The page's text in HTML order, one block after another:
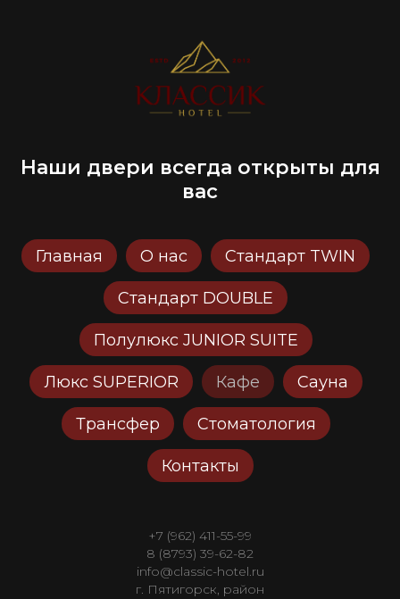
Наши двери всегда открыты для
вас
Главная О нас Стандарт TWIN
Стандарт DOUBLE
Полулюкс JUNIOR SUITE
Люкс SUPERIOR Кафе Сауна
Трансфер Стоматология
Контакты
+7 (962) 411-55-99
8 (8793) 39-62-82
info@classic-hotel.ru
г. Пятигорск, район